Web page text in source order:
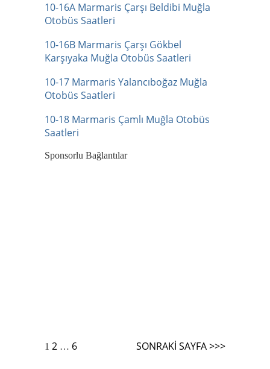
10-16A Marmaris Çarşı Beldibi Muğla
Otobüs Saatleri
10-16B Marmaris Çarşı Gökbel
Karşıyaka Muğla Otobüs Saatleri
10-17 Marmaris Yalancıboğaz Muğla
Otobüs Saatleri
10-18 Marmaris Çamlı Muğla Otobüs
Saatleri
Sponsorlu Bağlantılar
Yazı
1 2 … 6 SONRAKI SAYFA >>>